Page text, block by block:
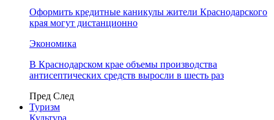
Оформить кредитные каникулы жители Краснодарского
края могут дистанционно
Экономика
В Краснодарском крае объемы производства
антисептических средств выросли в шесть раз
Пред След
Туризм
Культура